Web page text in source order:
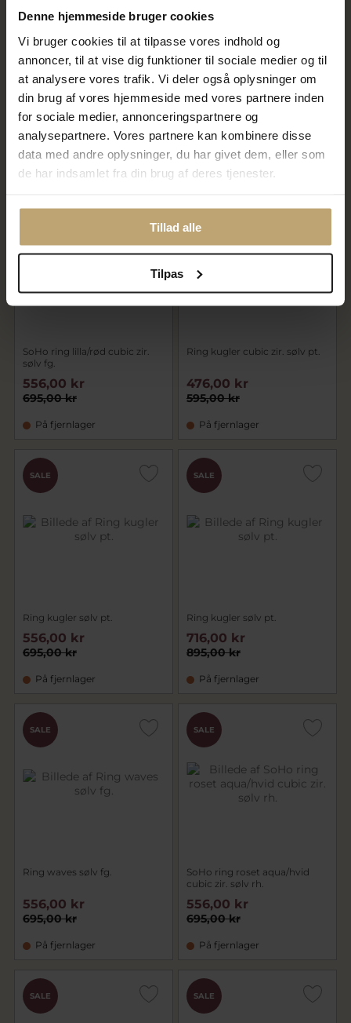
Denne hjemmeside bruger cookies
Vi bruger cookies til at tilpasse vores indhold og
annoncer, til at vise dig funktioner til sociale medier og til
at analysere vores trafik. Vi deler også oplysninger om
din brug af vores hjemmeside med vores partnere inden
for sociale medier, annonceringspartnere og
analysepartnere. Vores partnere kan kombinere disse
data med andre oplysninger, du har givet dem, eller som
de har indsamlet fra din brug af deres tjenester.
Tillad alle
Tilpas
SoHo ring mixed blå cubic zir.
sølv rh.
495,00 kr
396,00 kr
På fjernlager
SoHo ring hvid/lavendel cubic
zir. sølv fg.
595,00 kr
476,00 kr
På fjernlager
SALE
SoHo ring lilla/rød cubic zir.
sølv fg.
695,00 kr
556,00 kr
På fjernlager
SALE
Ring kugler cubic zir. sølv pt.
595,00 kr
476,00 kr
På fjernlager
SALE
Ring kugler sølv pt.
695,00 kr
556,00 kr
På fjernlager
SALE
Ring kugler sølv pt.
895,00 kr
716,00 kr
På fjernlager
SALE
Ring waves sølv fg.
695,00 kr
556,00 kr
På fjernlager
SALE
SoHo ring roset aqua/hvid
cubic zir. sølv rh.
695,00 kr
556,00 kr
På fjernlager
SALE SALE